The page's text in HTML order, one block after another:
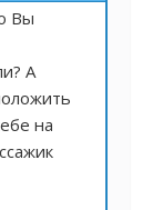
Вы
А
на